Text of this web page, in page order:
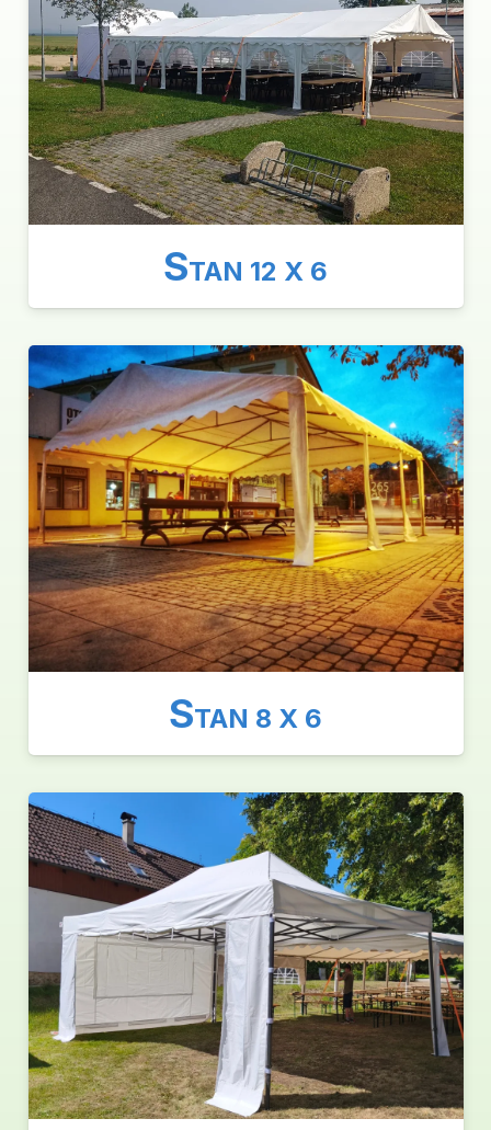
STAN 12 X 6
STAN 8 X 6